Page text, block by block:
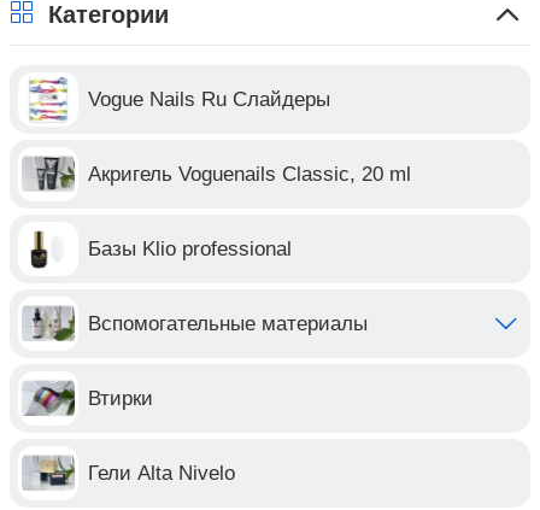
Категории
Vogue Nails Ru Слайдеры
Акригель Voguenails Classic, 20 ml
Базы Klio professional
Вспомогательные материалы
Втирки
Гели Alta Nivelo